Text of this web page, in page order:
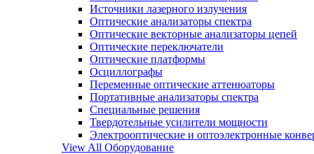
Источники лазерного излучения
Оптические анализаторы спектра
Оптические векторные анализаторы цепей
Оптические переключатели
Оптические платформы
Осциллографы
Переменные оптические аттенюаторы
Портативные анализаторы спектра
Специальные решения
Твердотельные усилители мощности
Электрооптические и оптоэлектронные
View All Оборудование